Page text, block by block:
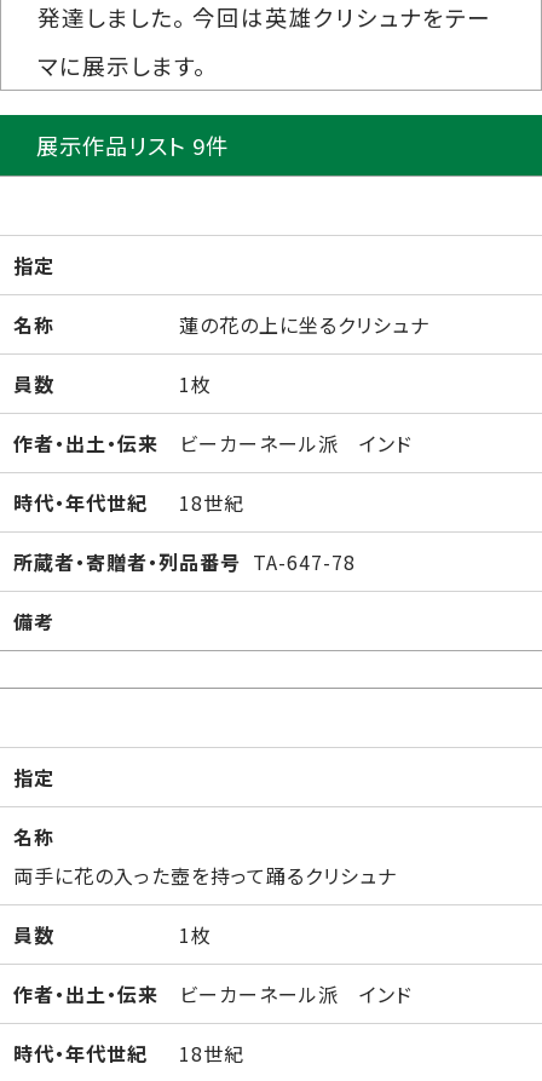
発達しました。 今回は英雄クリシュナをテー
マに展示します。
展示作品リスト 9件
指定
名称 蓮の花の上に坐るクリシュナ
員数 1枚
作者・出土・伝来 ビーカーネール派 インド
時代・年代世紀 18世紀
所蔵者・寄贈者・列品番号 TA-647-78
備考
指定
名称
両手に花の入った壺を持って踊るクリシュナ
員数 1枚
作者・出土・伝来 ビーカーネール派 インド
時代・年代世紀 18世紀